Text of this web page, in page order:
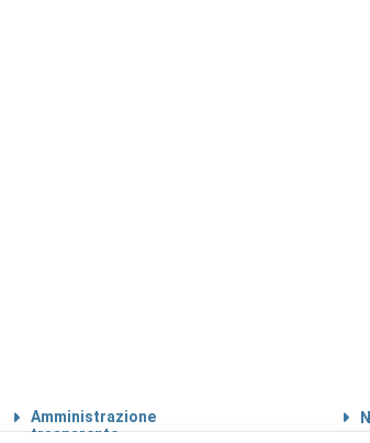
Amministrazione
trasparente